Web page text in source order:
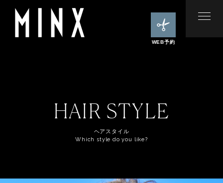
WEB予約
HAIR STYLE
ヘアスタイル
Which style do you like?